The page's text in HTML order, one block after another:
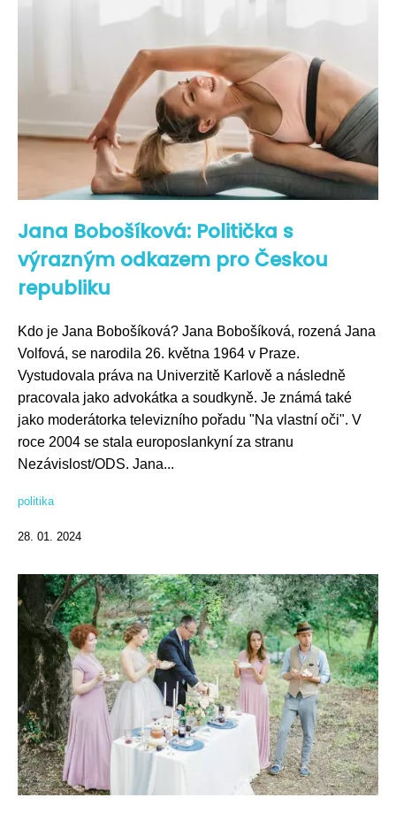
Jana Bobošíková: Politička s
výrazným odkazem pro Českou
republiku
Kdo je Jana Bobošíková? Jana Bobošíková, rozená Jana
Volfová, se narodila 26. května 1964 v Praze.
Vystudovala práva na Univerzitě Karlově a následně
pracovala jako advokátka a soudkyně. Je známá také
jako moderátorka televizního pořadu "Na vlastní oči". V
roce 2004 se stala europoslankyní za stranu
Nezávislost/ODS. Jana...
politika
28. 01. 2024